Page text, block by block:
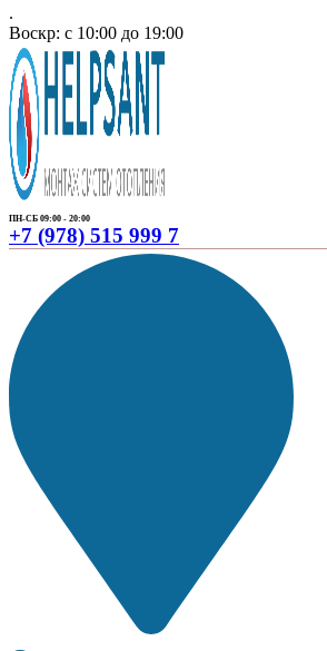
.
Воскр: с 10:00 до 19:00
ПН-СБ 09:00 - 20:00
+7 (978) 515 999 7